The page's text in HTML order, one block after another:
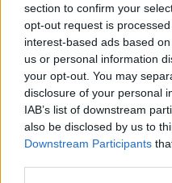
section to confirm your
opt-out request is
interest-based ads based
us or personal information
your opt-out. You may
disclosure of your personal
IAB’s list of downstream
also be disclosed by us to
Downstream Participants
Nem csak
– 8
érdemes
ÉLŐ BOLYGÓNK Granát-